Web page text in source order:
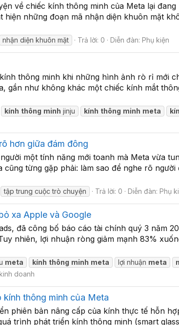
về chiếc kính thông minh của Meta lại
hiện những đoạn mã nhận diện khuôn mặt
nhận diện khuôn mặt Trả lời: 0 Diễn đàn:Phụ kiện
thông minh khi những hình ảnh rò rỉ mới
gần như không khác một chiếc kính mắt
kính thông minh jinju kính thông minh meta
hơn giữa đám đông
một tính năng mới toanh mà Meta vừa
từng gặp phải: làm sao để nghe rõ
tập trung cuộc trò chuyện Trả lời: 0 Diễn đàn:Phụ
xa Apple và Google
đã công bố báo cáo tài chính quý 3 năm
nhiên, lợi nhuận ròng giảm mạnh 83%
meta kính thông minh meta lợi nhuận meta
doanh
thông minh của Meta
phiên bản nâng cấp của kính thực tế hỗn
trình phát triển kính thông minh (smart